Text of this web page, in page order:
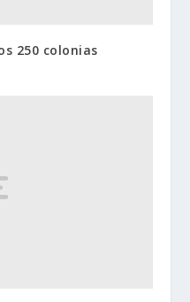
250 colonias